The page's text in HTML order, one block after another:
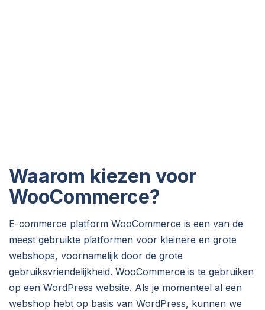
Waarom kiezen voor
WooCommerce?
E-commerce platform WooCommerce is een van de
meest gebruikte platformen voor kleinere en grote
webshops, voornamelijk door de grote
gebruiksvriendelijkheid. WooCommerce is te gebruiken
op een WordPress website. Als je momenteel al een
webshop hebt op basis van WordPress, kunnen we